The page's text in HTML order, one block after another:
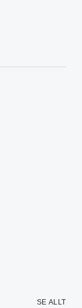
SE ALLT